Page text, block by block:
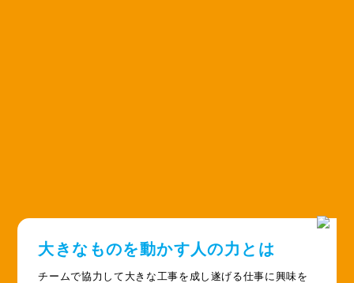
大きなものを動かす人の力とは
チームで協力して大きな工事を成し遂げる仕事に興味を